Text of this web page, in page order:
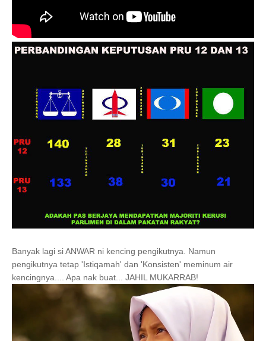
Banyak lagi si ANWAR ni kencing pengikutnya. Namun
pengikutnya tetap 'Istiqamah' dan 'Konsisten' meminum air
kencingnya.... Apa nak buat... JAHIL MUKARRAB!